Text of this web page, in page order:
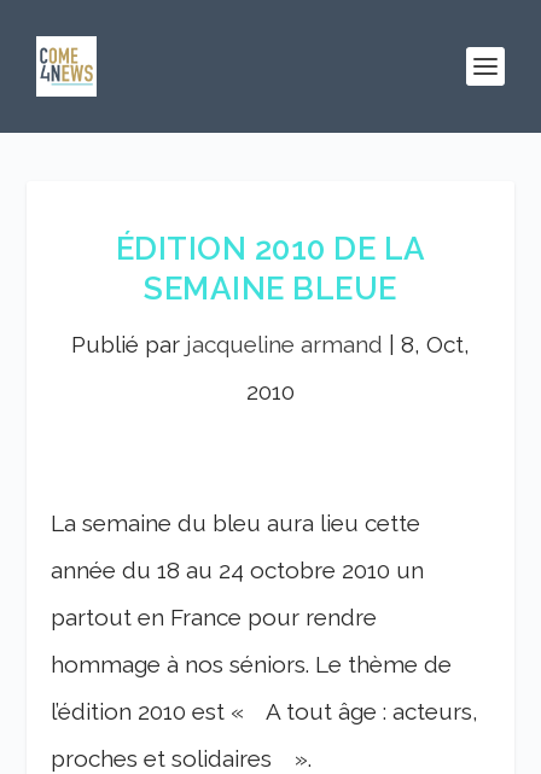
ÉDITION 2010 DE LA
SEMAINE BLEUE
Publié par jacqueline armand
8, Oct,
2010
La semaine du bleu aura lieu cette
année du 18 au 24 octobre 2010 un
partout en France pour rendre
hommage à nos séniors. Le thème de
l’édition 2010 est « A tout âge : acteurs,
proches et solidaires ».